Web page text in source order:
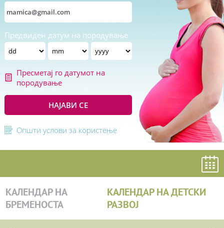
Предвиден датум на породување
Пресметај го датумот на
породување
НАЈАВИ СЕ
Општи услови за користење
КАЛЕНДАР НА
БРЕМЕНОСТА
КАЛЕНДАР НА ДЕТСКИ
РАЗВОЈ